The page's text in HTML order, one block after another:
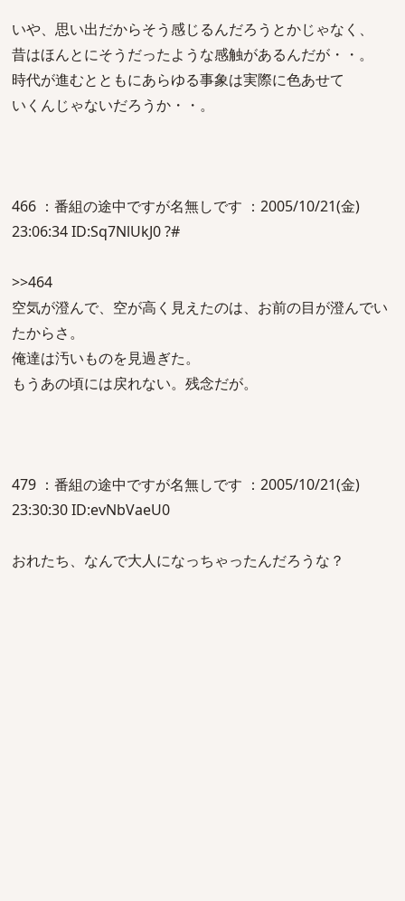
いや、思い出だからそう感じるんだろうとかじゃなく、
昔はほんとにそうだったような感触があるんだが・・。
時代が進むとともにあらゆる事象は実際に色あせて
いくんじゃないだろうか・・。
466 ：番組の途中ですが名無しです ：2005/10/21(金)
23:06:34 ID:Sq7NlUkJ0 ?#
>>464
空気が澄んで、空が高く見えたのは、お前の目が澄んでい
たからさ。
俺達は汚いものを見過ぎた。
もうあの頃には戻れない。残念だが。
479 ：番組の途中ですが名無しです ：2005/10/21(金)
23:30:30 ID:evNbVaeU0
おれたち、なんで大人になっちゃったんだろうな？